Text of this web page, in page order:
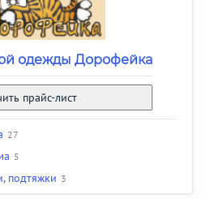
одежды Дорофейка
прайс-лист
27
5
подтяжки 3